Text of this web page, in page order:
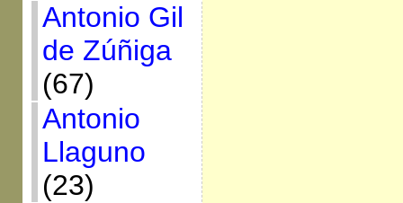
Antonio Gil
de Zúñiga
(67)
Antonio
Llaguno
(23)